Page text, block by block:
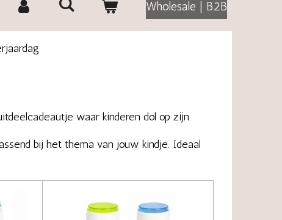
Wholesale | B2B
waar kinderen dol op zijn.
bij het thema van jouw kindje. Ideaal